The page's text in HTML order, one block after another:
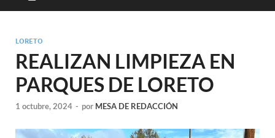
LORETO
REALIZAN LIMPIEZA EN
PARQUES DE LORETO
1 octubre, 2024 - por MESA DE REDACCIÓN